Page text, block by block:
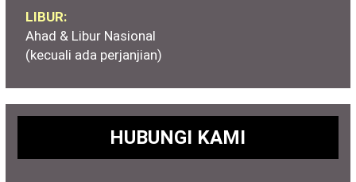
LIBUR:
Ahad & Libur Nasional
(kecuali ada perjanjian)
HUBUNGI KAMI